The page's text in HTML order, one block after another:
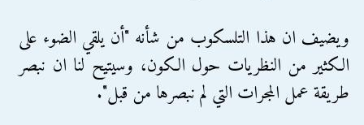
ويضيف ان هذا التلسكوب من شأنه "أن يلقي الضوء على
الكثير من النظريات حول الكون، وسيتيح لنا ان نبصر
طريقة عمل المجرات التي لم نبصرها من قبل".